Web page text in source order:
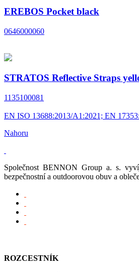
EREBOS Pocket black
0646000060
STRATOS Reflective Straps
1135100081
EN ISO 13688:2013/A1:2021; EN
Nahoru
Společnost BENNON Group a. s.
bezpečnostní a outdoorovou obuv a
ROZCESTNÍK